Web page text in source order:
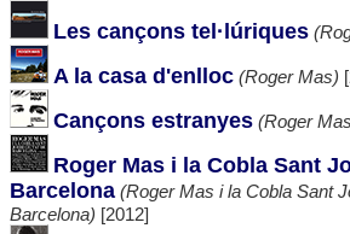
Les cançons tel·lúriques
A la casa d'enlloc (Roger Mas)
Cançons estranyes (Roger
Roger Mas i la Cobla Sant
Barcelona (Roger Mas i la Cobla Sant
Barcelona) [2012]